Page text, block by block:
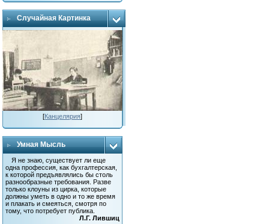
Случайная Картинка
[Канцелярия]
Умная Мысль
Я не знаю, существует ли еще
одна профессия, как бухгалтерская,
к которой предъявлялись бы столь
разнообразные требования. Разве
только клоуны из цирка, которые
должны уметь в одно и то же время
и плакать и смеяться, смотря по
тому, что потребует публика.
Л.Г. Лившиц